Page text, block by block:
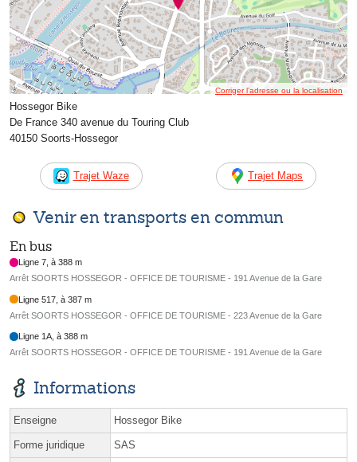
Corriger l’adresse ou la localisation
Hossegor Bike
De France 340 avenue du Touring Club
40150 Soorts-Hossegor
Trajet Waze Trajet Maps
Venir en transports en commun
En bus
Ligne 7, à 388 m
Arrêt SOORTS HOSSEGOR - OFFICE DE TOURISME - 191 Avenue de la Gare
Ligne 517, à 387 m
Arrêt SOORTS HOSSEGOR - OFFICE DE TOURISME - 223 Avenue de la Gare
Ligne 1A, à 388 m
Arrêt SOORTS HOSSEGOR - OFFICE DE TOURISME - 191 Avenue de la Gare
Informations
Enseigne Hossegor Bike
Forme juridique SAS